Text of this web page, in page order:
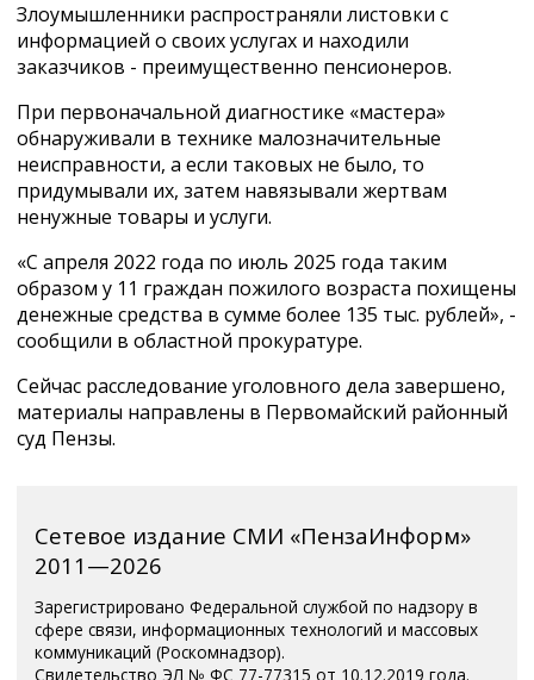
Злоумышленники распространяли листовки с
информацией о своих услугах и находили
заказчиков - преимущественно пенсионеров.
При первоначальной диагностике «мастера»
обнаруживали в технике малозначительные
неисправности, а если таковых не было, то
придумывали их, затем навязывали жертвам
ненужные товары и услуги.
«С апреля 2022 года по июль 2025 года таким
образом у 11 граждан пожилого возраста похищены
денежные средства в сумме более 135 тыс. рублей», -
сообщили в областной прокуратуре.
Сейчас расследование уголовного дела завершено,
материалы направлены в Первомайский районный
суд Пензы.
Сетевое издание СМИ «ПензаИнформ»
2011—2026
Зарегистрировано Федеральной службой по надзору в
сфере связи, информационных технологий и массовых
коммуникаций (Роскомнадзор).
Свидетельство ЭЛ № ФС 77-77315 от 10.12.2019 года.